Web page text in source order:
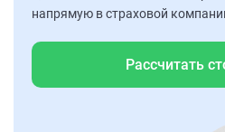
напрямую в страховой
Рассчитать